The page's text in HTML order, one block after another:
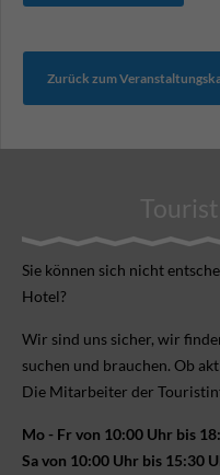
Zurück zum
Sie können sich nicht
Hotel?
Wir sind uns sicher, wir
suchen und brauchen. Ob
Die Mitarbeiter der
Mo - Fr von 10:00 Uhr bis
Sa von 10:00 Uhr bis 15:30